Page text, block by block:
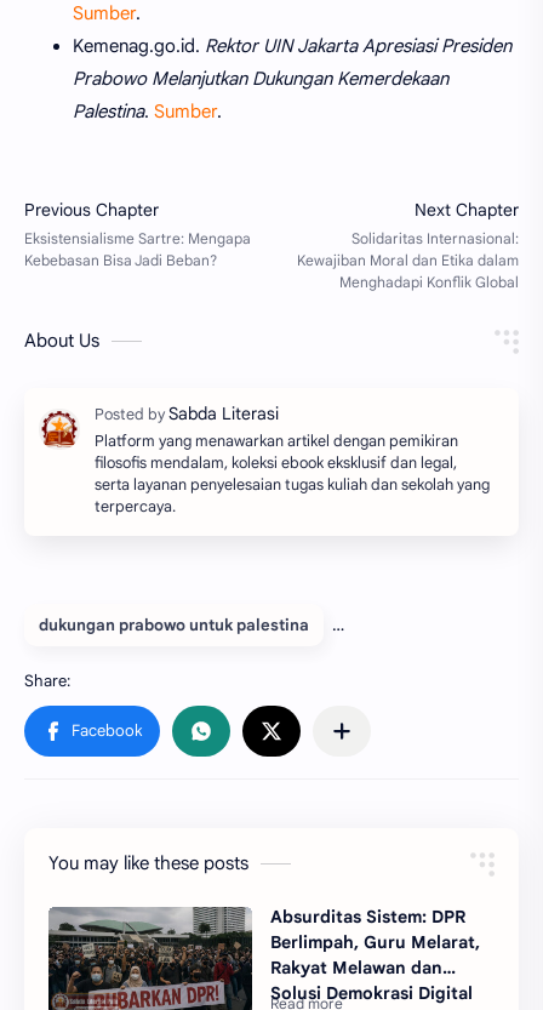
Sumber.
Kemenag.go.id. Rektor UIN Jakarta Apresiasi Presiden
Prabowo Melanjutkan Dukungan Kemerdekaan
Palestina. Sumber.
About Us
Platform yang menawarkan artikel dengan pemikiran
filosofis mendalam, koleksi ebook eksklusif dan legal,
serta layanan penyelesaian tugas kuliah dan sekolah yang
terpercaya.
dukungan prabowo untuk palestina
You may like these posts
Absurditas Sistem: DPR
Berlimpah, Guru Melarat,
Rakyat Melawan dan
Solusi Demokrasi Digital